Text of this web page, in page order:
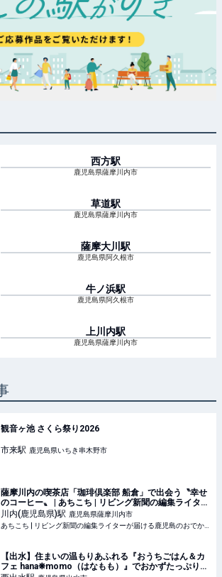
西方駅
鹿児島県薩摩川内市
草道駅
鹿児島県薩摩川内市
薩摩大川 駅
鹿児島県阿久根市
牛ノ浜駅
鹿児島県阿久根市
上川内駅
鹿児島県薩摩川内市
観音ヶ池 さくら祭り2026
市来駅 鹿児島県いちき串木野市
薩摩川内の喫茶店「珈琲倶楽部 船倉」で出会う〝幸せ
のコーヒー〟 | あちこち | リビング新聞の編集ライター
が届ける鹿児島のおでかけ情報
川内(鹿児島県)駅 鹿児島県薩摩川内市
【出水】住まいの温もりあふれる『おうちごはん＆カ
フェ hana❋momo（はなもも）』でおかずたっぷりラ